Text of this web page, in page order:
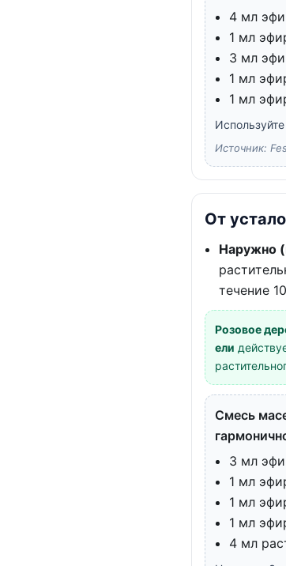
4 мл
1 мл
3 мл
1 мл
1 мл
Источник:
От
Наружно
течение
Розовое
ели
Смесь
3 мл
1 мл
1 мл
1 мл
4 мл